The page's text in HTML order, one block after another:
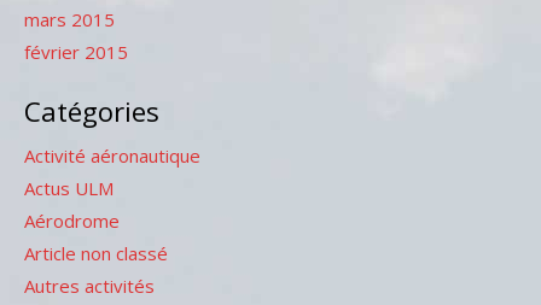
mars 2015
février 2015
Catégories
Activité aéronautique
Actus ULM
Aérodrome
Article non classé
Autres activités